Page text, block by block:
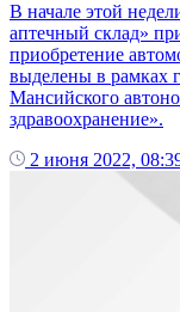
В начале этой
аптечный склад»
приобретение
выделены в рамках
Мансийского
здравоохранение».
2 июня 2022,